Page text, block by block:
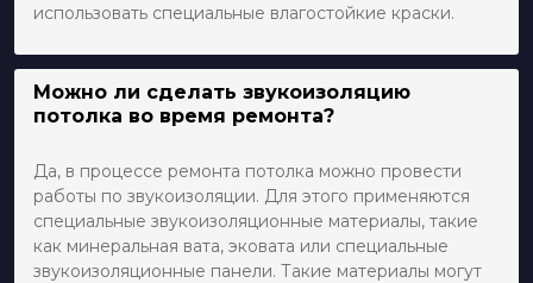
использовать специальные влагостойкие краски.
Можно ли сделать звукоизоляцию
потолка во время ремонта?
Да, в процессе ремонта потолка можно провести
работы по звукоизоляции. Для этого применяются
специальные звукоизоляционные материалы, такие
как минеральная вата, эковата или специальные
звукоизоляционные панели. Такие материалы могут